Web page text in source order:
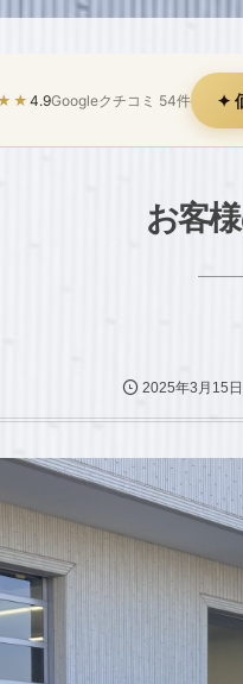
4.9Googleクチコミ 54件 ✦
お客
2025年3月15日